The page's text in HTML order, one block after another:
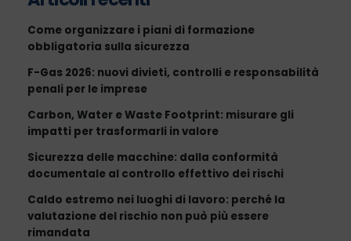
Come organizzare i piani di formazione
obbligatoria sulla sicurezza
F-Gas 2026: nuovi divieti, controlli e responsabilità
penali per le imprese
Carbon, Water e Waste Footprint: misurare gli
impatti per trasformarli in valore
Sicurezza delle macchine: dalla conformità
documentale al controllo effettivo dei rischi
Caldo estremo nei luoghi di lavoro: perché la
valutazione del rischio non può più essere
rimandata